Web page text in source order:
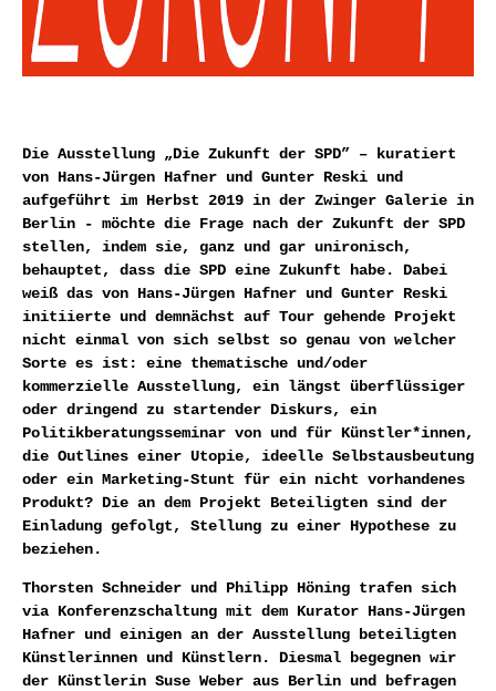
Die Ausstellung „Die Zukunft der SPD” – kuratiert
von Hans-Jürgen Hafner und Gunter Reski und
aufgeführt im Herbst 2019 in der Zwinger Galerie in
Berlin - möchte die Frage nach der Zukunft der SPD
stellen, indem sie, ganz und gar unironisch,
behauptet, dass die SPD eine Zukunft habe. Dabei
weiß das von Hans-Jürgen Hafner und Gunter Reski
initiierte und demnächst auf Tour gehende Projekt
nicht einmal von sich selbst so genau von welcher
Sorte es ist: eine thematische und/oder
kommerzielle Ausstellung, ein längst überflüssiger
oder dringend zu startender Diskurs, ein
Politikberatungsseminar von und für Künstler*innen,
die Outlines einer Utopie, ideelle Selbstausbeutung
oder ein Marketing-Stunt für ein nicht vorhandenes
Produkt? Die an dem Projekt Beteiligten sind der
Einladung gefolgt, Stellung zu einer Hypothese zu
beziehen.
Thorsten Schneider und Philipp Höning trafen sich
via Konferenzschaltung mit dem Kurator Hans-Jürgen
Hafner und einigen an der Ausstellung beteiligten
Künstlerinnen und Künstlern. Diesmal begegnen wir
der Künstlerin Suse Weber aus Berlin und befragen